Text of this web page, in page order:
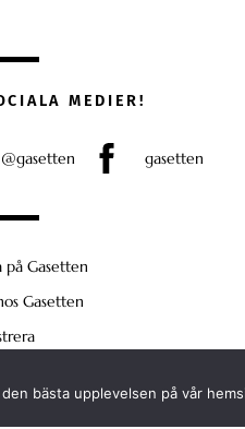
MEDIER!
@gasetten gasetten
på Gasetten
Gasetten
bästa upplevelsen på vår